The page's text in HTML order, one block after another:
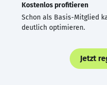
Kostenlos profitieren
Schon als Basis-Mitglied
deutlich optimieren.
Jetzt